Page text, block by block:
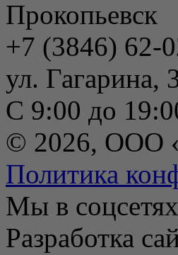
Прокопьевск
+7 (3846) 62-
ул. Гагарина,
С 9:00 до
© 2026, ООО
Политика
Мы в
Разработка